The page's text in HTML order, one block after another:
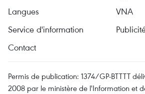
Langues
VNA
Service d'information
Contact
Permis de publication: 1374/GP-BTTTT
2008 par le ministère de l'Information et